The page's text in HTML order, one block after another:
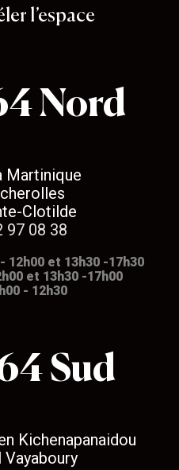
l’espace
Nord
Martinique
Clotilde
97 08 38
12h00 et 13h30 -17h30
et 13h30 -17h00
- 12h30
Sud
Kichenapanaidou